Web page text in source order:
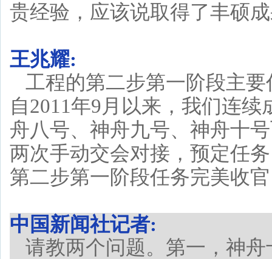
贵经验，应该说取得了丰硕
王兆耀:
工程的第二步第一阶段主
自2011年9月以来，我们连
舟八号、神舟九号、神舟十
两次手动交会对接，预定任
第二步第一阶段任务完美收
中国新闻社记者:
请教两个问题。第一，神